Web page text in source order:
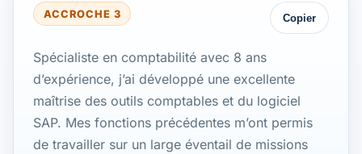
ACCROCHE 3 Copier
Spécialiste en comptabilité avec 8 ans
d’expérience, j’ai développé une excellente
maîtrise des outils comptables et du logiciel
SAP. Mes fonctions précédentes m’ont permis
de travailler sur un large éventail de missions